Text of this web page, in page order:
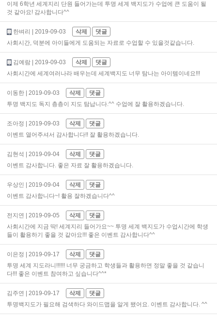
이제 6학년 세계지리 단원 들어가는데 투명 세계 백지도가 수업에 큰 도움이 될
것 같아요! 감사합니다^^
한벼리 | 2019-09-03 삭제
댓글
사회시간, 덕분에 아이들에게 도움되는 자료로 수업할 수 있을것같습니다.
김예람 | 2019-09-03 삭제
댓글
사회시간에 세계여러나라 배우는데 세계백지도 너무 탐나는 아이템이네요!!!
이동한 | 2019-09-03 삭제
댓글
투명 백지도 독지 층층이 지도 탐납니다.^^ 수업에 잘 활용하겠습니다.
조아정 | 2019-09-03 삭제
댓글
이벤트 열어주셔서 감사합니다!! 잘 활용하겠습니다.
김현석 | 2019-09-04 삭제
댓글
이벤트 감사합니다. 좋은 자료 잘 활용하겠습니다.
우상인 | 2019-09-04 삭제
댓글
이벤트 감사합니다~! 활용 잘하겠습니다^^
전지연 | 2019-09-05 삭제
댓글
사회시간에 지금 딱! 세계지리 들어가요~~ 투명 세계 백지도가 수업시간에 학생
들이 활용하기 좋을 것 같아요!!! 좋은 이벤트 감사합니다^^
이은정 | 2019-09-17 삭제
댓글
투명 세계 지도라니!!!!!! 너무 궁금하고 학생들과 활용하면 정말 좋을 것 같습니
다!!! 좋은 이벤트 참여하고 싶습니다^^*
김주연 | 2019-09-17 삭제
댓글
투명백지도가 필요해 검색하다 와이드맵을 알게 됐어요. 이벤트 감사합니다. ^^